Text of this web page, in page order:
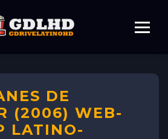
DE
(2006) WEB-
LATINO-